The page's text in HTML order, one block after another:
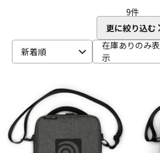
ドラム
9件
更に絞り込む
新着順
在庫ありのみ表
示